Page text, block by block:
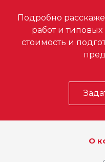
Подробно
работ и типовых
стоимость и
О